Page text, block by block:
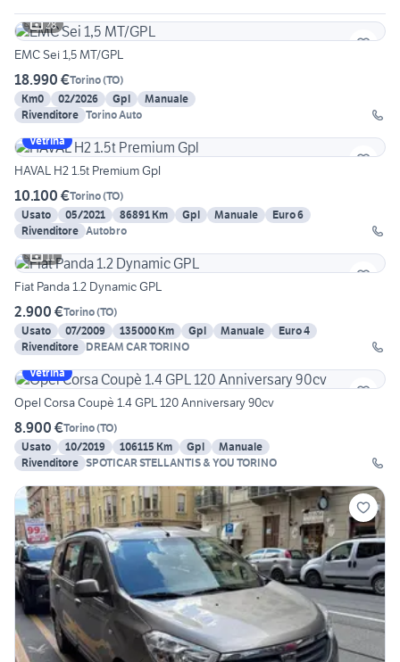
28
EMC Sei 1,5 MT/GPL
18.990 €Torino(TO)
Km0
02/2026 Gpl
Manuale
Rivenditore Torino Auto
Vetrina
HAVAL H2 1.5t Premium Gpl
10.100 €Torino(TO)
Usato
05/2021 86891 Km Gpl Manuale
Euro 6
Rivenditore Autobro
11
Fiat Panda 1.2 Dynamic GPL
2.900 €Torino(TO)
Usato
07/2009 135000 Km Gpl Manuale
Euro 4
Rivenditore DREAM CAR TORINO
Vetrina
Opel Corsa Coupè 1.4 GPL 120 Anniversary 90cv
8.900 €Torino(TO)
Usato
10/2019 106115 Km Gpl
Manuale
Rivenditore SPOTICAR STELLANTIS & YOU TORINO